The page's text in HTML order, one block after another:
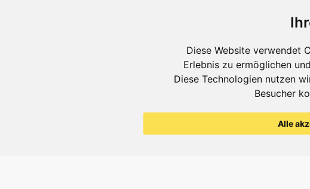
Diese Website verwendet
Erlebnis zu ermöglichen
Diese Technologien nutzen
Besucher
Alle
Jobs
Impressum
Datenschutzerklärung